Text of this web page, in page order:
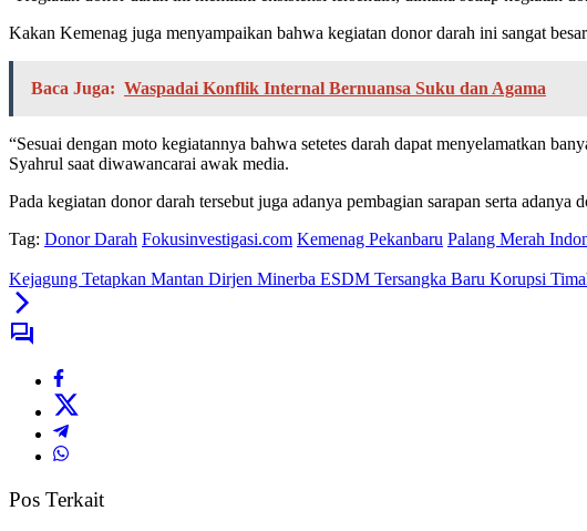
Kakan Kemenag juga menyampaikan bahwa kegiatan donor darah ini sangat
Baca Juga: Waspadai Konflik Internal Bernuansa Suku dan Agama
“Sesuai dengan moto kegiatannya bahwa setetes darah dapat menyelamatkan
Syahrul saat diwawancarai awak media.
Pada kegiatan donor darah tersebut juga adanya pembagian sarapan serta
Tag: Donor Darah Fokusinvestigasi.com Kemenag Pekanbaru Palang Merah
Kejagung Tetapkan Mantan Dirjen Minerba ESDM Tersangka Baru Korupsi
Pos Terkait